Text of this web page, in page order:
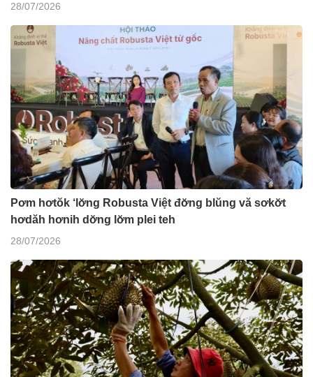
28/07/2026
Pơm hơtŏk ‘lơ̆ng Robusta Việt đơ̆ng blŭng vă sơkơ̆t
hơdăh hơnih dơ̆ng lơ̆m plei teh
28/07/2026